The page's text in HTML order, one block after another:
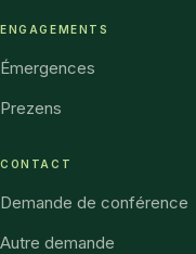
ENGAGEMENTS
Émergences
Prezens
CONTACT
Demande de conférence
Autre demande